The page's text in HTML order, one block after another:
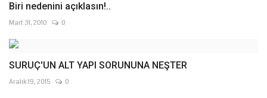
Biri nedenini açıklasın!..
Mart 31, 2010 0
SURUÇ'UN ALT YAPI SORUNUNA NEŞTER
Aralık 19, 2015 0